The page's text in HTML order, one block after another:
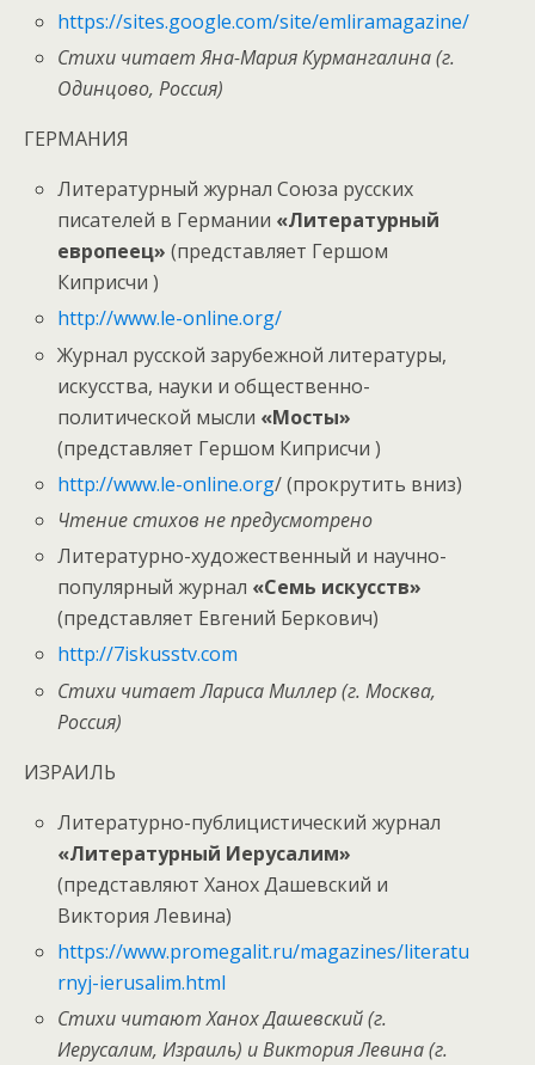
https://sites.google.com/site/emliramagazine/
Стихи читает Яна-Мария Курмангалина (г.
Одинцово, Россия)
ГЕРМАНИЯ
Литературный журнал Союза русских
писателей в Германии «Литературный
европеец» (представляет Гершом
Киприсчи )
http://www.le-online.org/
Журнал русской зарубежной литературы,
искусства, науки и общественно-
политической мысли «Мосты»
(представляет Гершом Киприсчи )
http://www.le-online.org/ (прокрутить вниз)
Чтение стихов не предусмотрено
Литературно-художественный и научно-
популярный журнал «Семь искусств»
(представляет Евгений Беркович)
http://7iskusstv.com
Стихи читает Лариса Миллер (г. Москва,
Россия)
ИЗРАИЛЬ
Литературно-публицистический журнал
«Литературный Иерусалим»
(представляют Ханох Дашевский и
Виктория Левина)
https://www.promegalit.ru/magazines/literatu
rnyj-ierusalim.html
Стихи читают Ханох Дашевский (г.
Иерусалим, Израиль) и Виктория Левина (г.